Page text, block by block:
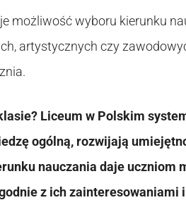
możliwość wyboru kierunku
artystycznych czy
Liceum w Polskim
ogólną, rozwijają
nauczania daje uczniom
z ich zainteresowaniami